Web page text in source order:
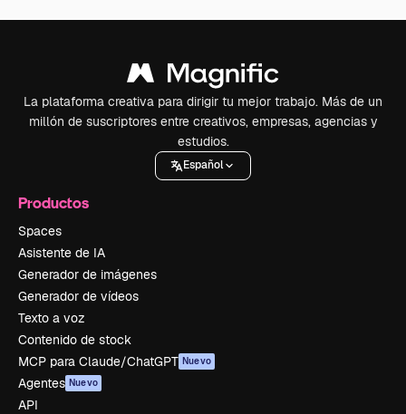
La plataforma creativa para dirigir tu mejor trabajo. Más de un
millón de suscriptores entre creativos, empresas, agencias y
estudios.
Español
Productos
Spaces
Asistente de IA
Generador de imágenes
Generador de vídeos
Texto a voz
Contenido de stock
MCP para Claude/ChatGPT Nuevo
Agentes Nuevo
API